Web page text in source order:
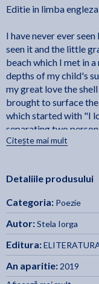
Editie in limba engleza
I have never ever
seen it and the little
beach which I met in
depths of my child's
my great love the
brought to surface
which started with "I
separating two
other. - Stela Iorga
Citește mai mult
Detaliile produsului
Categoria: Poezie
Autor:Stela Iorga
Editura:
An aparitie: 2019